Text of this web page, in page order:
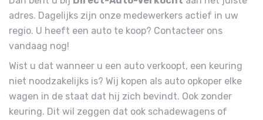
adres. Dagelijks zijn onze medewerkers actief in uw
regio. U heeft een auto te koop? Contacteer ons
vandaag nog!
Wist u dat wanneer u een auto verkoopt, een keuring
niet noodzakelijks is? Wij kopen als auto opkoper elke
wagen in de staat dat hij zich bevindt. Ook zonder
keuring. Dit wil zeggen dat ook schadewagens of